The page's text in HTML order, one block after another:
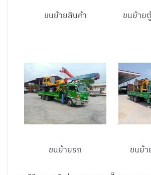
ขนย้ายสินค้า ขนย้าย
ขนย้ายรถ ขนย้า